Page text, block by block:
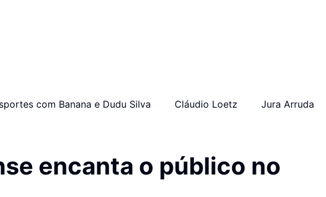
com Banana e Dudu Silva Cláudio Loetz Jura Arruda
encanta o público no